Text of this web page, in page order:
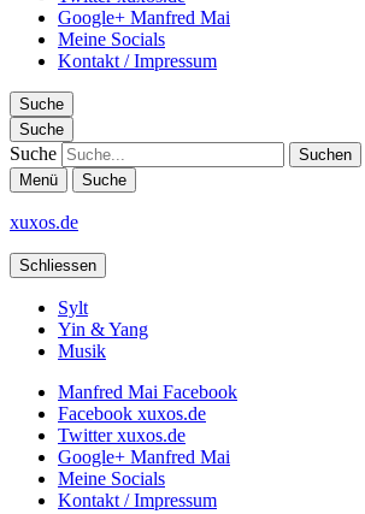
Google+ Manfred Mai
Meine Socials
Kontakt / Impressum
Suche
Suche
Suche
Menü Suche
xuxos.de
Schliessen
Sylt
Yin & Yang
Musik
Manfred Mai Facebook
Facebook xuxos.de
Twitter xuxos.de
Google+ Manfred Mai
Meine Socials
Kontakt / Impressum